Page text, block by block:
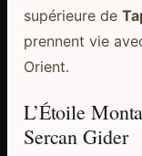
supérieure de
prennent vie
Orient.
L’Étoile
Sercan Gider